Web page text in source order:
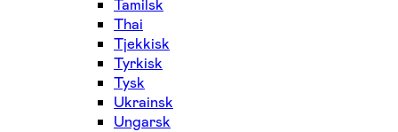
Tamilsk
Thai
Tjekkisk
Tyrkisk
Tysk
Ukrainsk
Ungarsk